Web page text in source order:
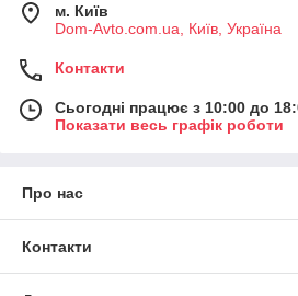
м. Київ
Dom-Avto.com.ua, Київ, Україна
Контакти
Сьогодні працює з 10:00 до
Показати весь графік роботи
Про нас
Контакти